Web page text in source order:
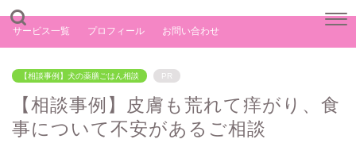
サービス一覧 プロフィール お問い合わせ
【相談事例】犬の薬膳ごはん相談 PR
【相談事例】皮膚も荒れて痒がり、食
事について不安があるご相談